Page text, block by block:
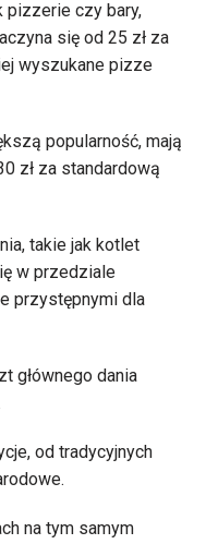
pizzerie czy bary,
się od 25 zł za
wyszukane pizze
popularność, mają
zł za standardową
takie jak kotlet
w przedziale
przystępnymi dla
głównego dania
od tradycyjnych
na tym samym